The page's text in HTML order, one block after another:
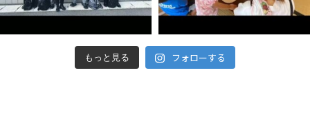
もっと見る フォローする